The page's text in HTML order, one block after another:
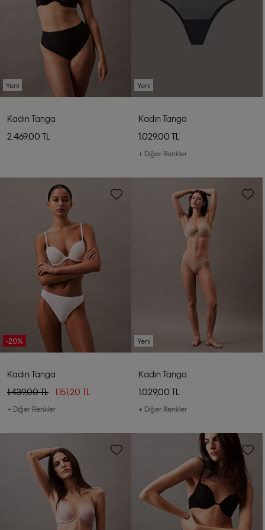
Yeni
Kadın Tanga
2.469,00 TL
Yeni
Kadın Tanga
1.029,00 TL
+ Diğer Renkler
-20%
Kadın Tanga
1.439,00 TL
1.151,20 TL
+ Diğer Renkler
Yeni
Kadın Tanga
1.029,00 TL
+ Diğer Renkler